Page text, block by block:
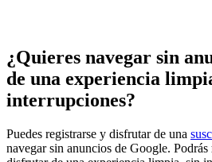
¿Quieres navegar sin
de una experiencia
interrupciones?
Puedes registrarse y disfrutar de una
navegar sin anuncios de Google. Podrás